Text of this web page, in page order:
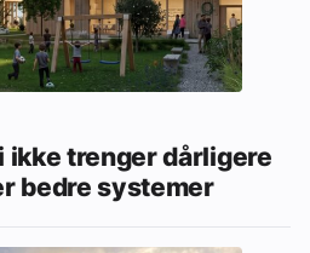
ikke trenger dårligere
bedre systemer